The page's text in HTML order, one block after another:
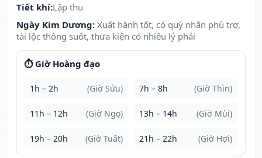
Tiết khí:Lập thu
Ngày Kim Dương: Xuất hành tốt, có quý nhân phù trợ,
tài lộc thông suốt, thưa kiện có nhiều lý phải
⏱️ Giờ Hoàng đạo
1h – 2h (Giờ Sửu) 7h – 8h (Giờ Thìn)
11h – 12h (Giờ Ngọ) 13h – 14h (Giờ Mùi)
19h – 20h (Giờ Tuất) 21h – 22h (Giờ Hợi)